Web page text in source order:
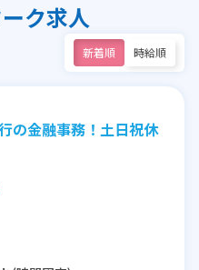
ク求人
新着順 時給順
金融事務！土日祝休